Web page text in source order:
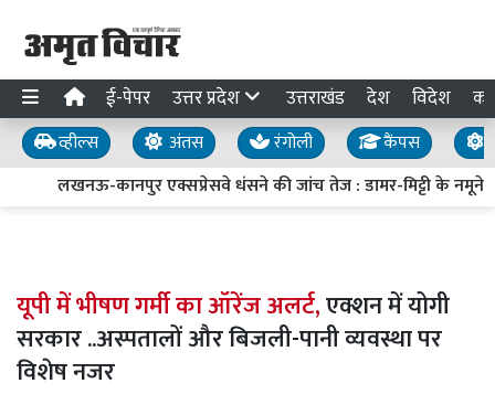
ई-पेपर उत्तर प्रदेश उत्तराखंड देश विदेश
व्हील्स अंतस रंगोली कैंपस
लखनऊ-कानपुर एक्सप्रेसवे धंसने की जांच तेज : डामर-मिट्टी के नमूने
यूपी में भीषण गर्मी का ऑरेंज अलर्ट,एक्शन में योगी
सरकार ..अस्पतालों और बिजली-पानी व्यवस्था पर
विशेष नजर